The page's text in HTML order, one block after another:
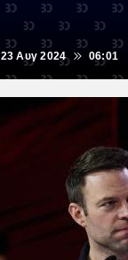
23 Αυγ 2024 06:01